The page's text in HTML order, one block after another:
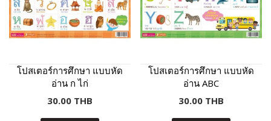
โปสเตอร์การศึกษา แบบหัด
อ่าน ก ไก่
30.00 THB
โปสเตอร์การศึกษา แบบหัด
อ่าน ABC
30.00 THB